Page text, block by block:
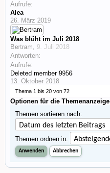
Aufrufe:
Alea
26. März 2019
Was blüht im Juli 2018
Bertram, 9. Juli 2018
Antworten:
Aufrufe:
Deleted member 9956
13. Oktober 2018
Thema 1 bis 20 von 72
Optionen für die Themenanzeige
Themen sortieren nach:
Themen ordnen in: